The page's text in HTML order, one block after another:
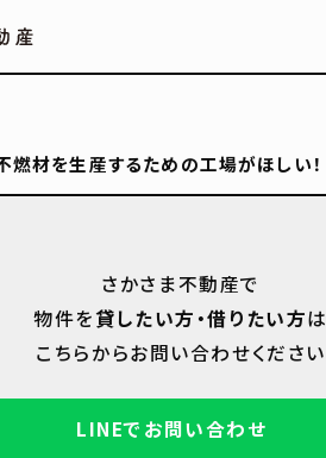
材を生産するための工場がほしい！
さかさま不動産で
物件を貸したい方・借りたい方は
こちらからお問い合わせください
LINEでお問い合わせ